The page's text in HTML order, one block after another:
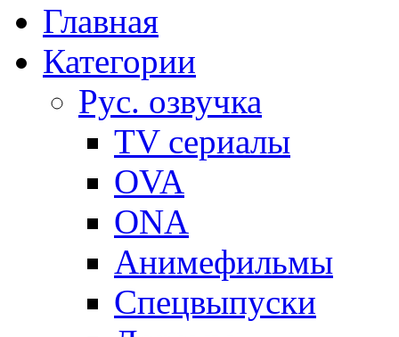
Главная
Категории
Рус. озвучка
TV сериалы
OVA
ONA
Анимефильмы
Спецвыпуски